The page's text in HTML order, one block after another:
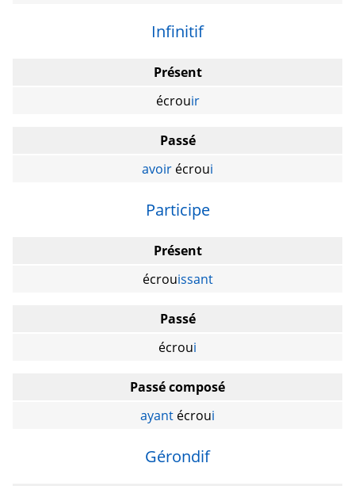
Infinitif
Présent
écrouir
Passé
avoir écroui
Participe
Présent
écrouissant
Passé
écroui
Passé composé
ayant écroui
Gérondif